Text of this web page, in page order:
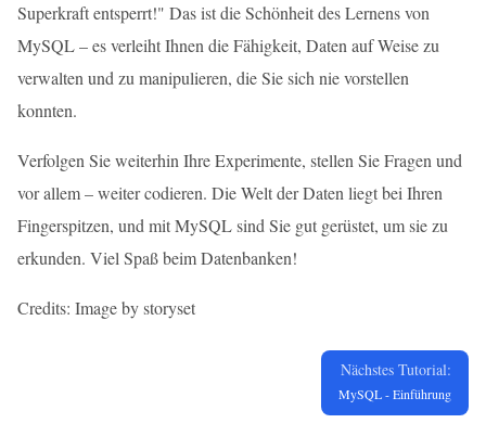
Superkraft entsperrt!" Das ist die Schönheit des Lernens von
MySQL – es verleiht Ihnen die Fähigkeit, Daten auf Weise zu
verwalten und zu manipulieren, die Sie sich nie vorstellen
konnten.
Verfolgen Sie weiterhin Ihre Experimente, stellen Sie Fragen und
vor allem – weiter codieren. Die Welt der Daten liegt bei Ihren
Fingerspitzen, und mit MySQL sind Sie gut gerüstet, um sie zu
erkunden. Viel Spaß beim Datenbanken!
Credits: Image by storyset
Nächstes Tutorial:
MySQL - Einführung